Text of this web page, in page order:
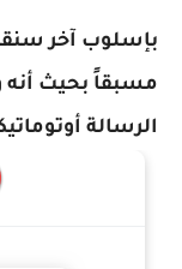
بإسلوب آخر
مسبقاً بحيث
الرسالة